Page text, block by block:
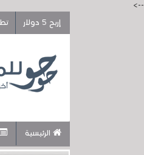
-->
إربح 5 دولار
الرئيسية